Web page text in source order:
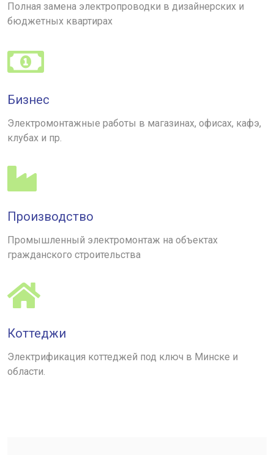
Полная замена электропроводки в дизайнерских и
бюджетных квартирах
Бизнес
Электромонтажные работы в магазинах, офисах, кафэ,
клубах и пр.
Производство
Промышленный электромонтаж на объектах
гражданского строительства
Коттеджи
Электрификация коттеджей под ключ в Минске и
области.